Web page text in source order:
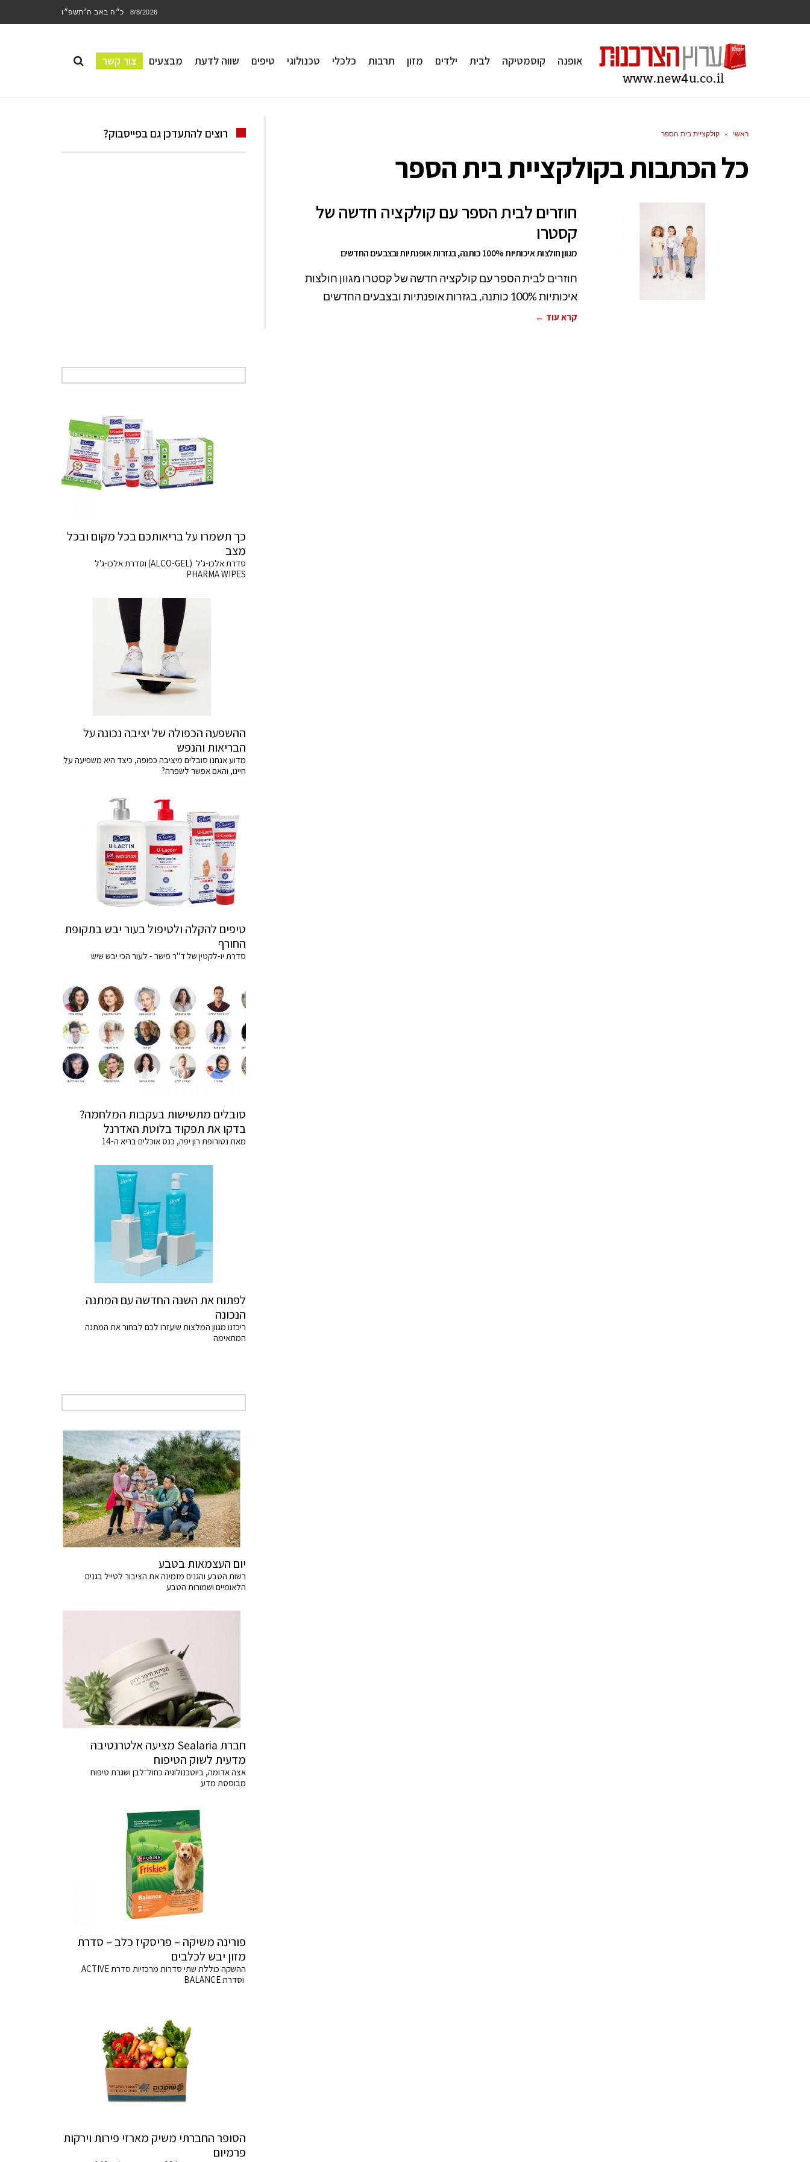
8/8/2026 כ״ה באב ה׳תשפ״ו
אופנה קוסמטיקה לבית ילדים מזון תרבות כלכלי טכנולוגי טיפים שווה לדעת מבצעים צור קשר
ראשי » קולקציית בית הספר
כל הכתבות בקולקציית בית הספר
חוזרים לבית הספר עם קולקציה חדשה של
קסטרו
מגוון חולצות איכותיות 100% כותנה, בגזרות אופנתיות ובצבעים החדשים
חוזרים לבית הספר עם קולקציה חדשה של קסטרו מגוון חולצות
איכותיות 100% כותנה, בגזרות אופנתיות ובצבעים החדשים
קרא עוד ←
רוצים להתעדכן גם בפייסבוק?
כך תשמרו על בריאותכם בכל מקום ובכל
מצב
סדרת אלכו-ג'ל (ALCO-GEL) וסדרת אלכו-ג'ל
PHARMA WIPES
ההשפעה הכפולה של יציבה נכונה על
הבריאות והנפש
מדוע אנחנו סובלים מיציבה כפופה, כיצד היא משפיעה על
חיינו, והאם אפשר לשפרה?
טיפים להקלה ולטיפול בעור יבש בתקופת
החורף
סדרת יו-לקטין של ד"ר פישר - לעור הכי יבש שיש
סובלים מתשישות בעקבות המלחמה?
בדקו את תפקוד בלוטת האדרנל
מאת נטורופת רון יפה, כנס אוכלים בריא ה-14
לפתוח את השנה החדשה עם המתנה
הנכונה
ריכזנו מגוון המלצות שיעזרו לכם לבחור את המתנה
המתאימה
יום העצמאות בטבע
רשות הטבע והגנים מזמינה את הציבור לטייל בגנים
הלאומיים ושמורות הטבע
חברת Sealaria מציעה אלטרנטיבה
מדעית לשוק הטיפוח
אצה אדומה, ביוטכנולוגיה כחול־לבן ושגרת טיפוח
מבוססת מדע
פורינה משיקה – פריסקיז כלב – סדרת
מזון יבש לכלבים
ההשקה כוללת שתי סדרות מרכזיות סדרת ACTIVE
וסדרת BALANCE
הסופר החברתי משיק מארזי פירות וירקות
פרמיום